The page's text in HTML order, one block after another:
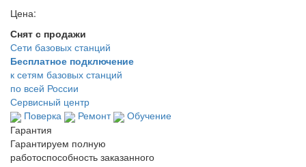
Цена:
Снят с продажи
Сети базовых станций
Бесплатное подключение
к сетям базовых станций
по всей России
Сервисный центр
Поверка
Ремонт
Обучение
Гарантия
Гарантируем полную
работоспособность заказанного